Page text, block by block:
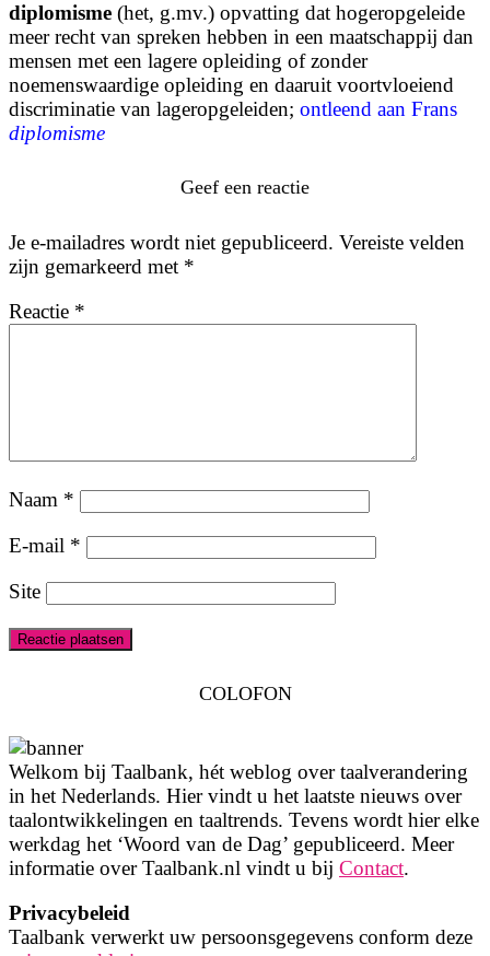
diplomisme (het, g.mv.) opvatting dat hogeropgeleide
meer recht van spreken hebben in een maatschappij dan
mensen met een lagere opleiding of zonder
noemenswaardige opleiding en daaruit voortvloeiend
discriminatie van lageropgeleiden; ontleend aan Frans
diplomisme
Geef een reactie
Je e-mailadres wordt niet gepubliceerd. Vereiste velden
zijn gemarkeerd met *
Reactie *
Naam *
E-mail *
Site
COLOFON
Welkom bij Taalbank, hét weblog over taalverandering
in het Nederlands. Hier vindt u het laatste nieuws over
taalontwikkelingen en taaltrends. Tevens wordt hier elke
werkdag het ‘Woord van de Dag’ gepubliceerd. Meer
informatie over Taalbank.nl vindt u bij Contact.
Privacybeleid
Taalbank verwerkt uw persoonsgegevens conform deze